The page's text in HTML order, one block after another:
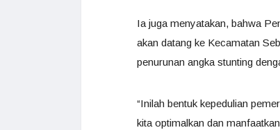
Ia juga menyatakan, bahwa
akan datang ke Kecamatan
penurunan angka stunting
“Inilah bentuk kepedulian
kita optimalkan dan